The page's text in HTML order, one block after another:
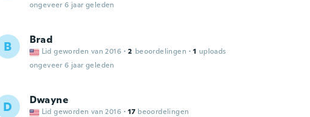
ongeveer 6 jaar geleden
B Brad
Lid geworden van 2016 · 2 beoordelingen · 1 uploads
ongeveer 6 jaar geleden
D Dwayne
Lid geworden van 2016 · 17 beoordelingen